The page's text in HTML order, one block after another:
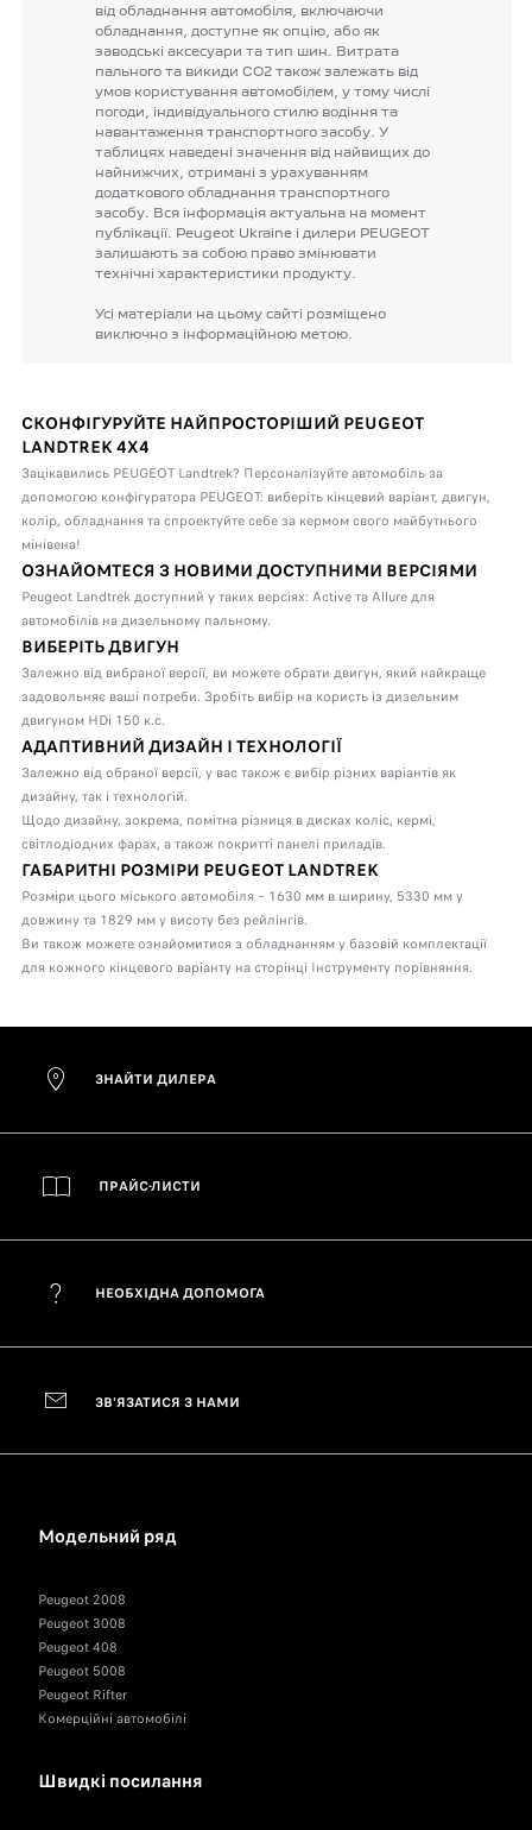
від обладнання автомобіля, включаючи
обладнання, доступне як опцію, або як
заводські аксесуари та тип шин.
Витрата
пального та викиди CO2 також залежать від
умов користування автомобілем, у тому числі
погоди,
індивідуального стилю водіння та
навантаження транспортного засобу. У
таблицях наведені значення від найвищих до
найнижчих, отримані з урахуванням
додаткового обладнання транспортного
засобу. Вся інформація актуальна на момент
публікації. Peugeot Ukraine і дилери PEUGEOT
залишають за собою право змінювати
технічні характеристики продукту.
Усі матеріали на цьому сайті розміщено
виключно з інформаційною метою.
СКОНФІГУРУЙТЕ НАЙПРОСТОРІШИЙ PEUGEOT
LANDTREK 4X4
Зацікавились PEUGEOT Landtrek? Персоналізуйте автомобіль за
допомогою конфігуратора PEUGEOT: виберіть кінцевий варіант, двигун,
колір, обладнання та спроектуйте себе за кермом свого майбутнього
мінівена!
ОЗНАЙОМТЕСЯ З НОВИМИ ДОСТУПНИМИ ВЕРСІЯМИ
Peugeot Landtrek доступний у таких версіях: Active та Allure для
автомобілів на дизельному пальному.
ВИБЕРІТЬ ДВИГУН
Залежно від вибраної версії, ви можете обрати двигун, який найкраще
задовольняє ваші потреби. Зробіть вибір на користь із дизельним
двигуном HDi 150 к.с.
АДАПТИВНИЙ ДИЗАЙН І ТЕХНОЛОГІЇ
Залежно від обраної версії, у вас також є вибір різних варіантів як
дизайну, так і технологій.
Щодо дизайну, зокрема, помітна різниця в дисках коліс, кермі,
світлодіодних фарах, а також покритті панелі приладів.
ГАБАРИТНІ РОЗМІРИ PEUGEOT LANDTREK
Розміри цього міського автомобіля – 1630 мм в ширину, 5330 мм у
довжину та 1829 мм у висоту без рейлінгів.
Ви також можете ознайомитися з обладнанням у базовій комплектації
для кожного кінцевого варіанту на сторінці Інструменту порівняння.
ЗНАЙТИ ДИЛЕРА
ПРАЙС-ЛИСТИ
НЕОБХІДНА ДОПОМОГА
ЗВ'ЯЗАТИСЯ З НАМИ
Модельний ряд
Peugeot 2008
Peugeot 3008
Peugeot 408
Peugeot 5008
Peugeot Rifter
Комерційні автомобілі
Швидкі посилання